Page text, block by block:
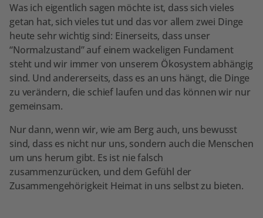
Was ich eigentlich sagen möchte ist, dass sich vieles
getan hat, sich vieles tut und das vor allem zwei Dinge
heute sehr wichtig sind: Einerseits, dass unser
“Normalzustand” auf einem wackeligen Fundament
steht und wir immer von unserem Ökosystem abhängig
sind. Und andererseits, dass es an uns hängt, die Dinge
zu verändern, die schief laufen und das können wir nur
gemeinsam.
Nur dann, wenn wir, wie am Berg auch, uns bewusst
sind, dass es nicht nur uns, sondern auch die Menschen
um uns herum gibt. Es ist nie falsch
zusammenzurücken, und dem Gefühl der
Zusammengehörigkeit Heimat in uns selbst zu bieten.